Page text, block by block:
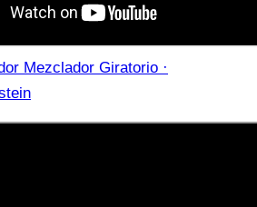
Mezclador Giratorio ·